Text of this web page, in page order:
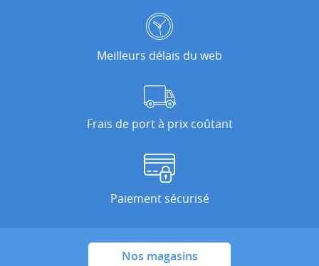
Meilleurs délais du web
Frais de port à prix coûtant
Paiement sécurisé
Nos magasins